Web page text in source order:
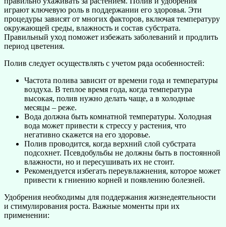
играют ключевую роль в поддержании его здоровья. Эти
процедуры зависят от многих факторов, включая температуру
окружающей среды, влажность и состав субстрата.
Правильный уход поможет избежать заболеваний и продлить
период цветения.
Полив следует осуществлять с учетом ряда особенностей:
Частота полива зависит от времени года и температуры
воздуха. В теплое время года, когда температура
высокая, полив нужно делать чаще, а в холодные
месяцы – реже.
Вода должна быть комнатной температуры. Холодная
вода может привести к стрессу у растения, что
негативно скажется на его здоровье.
Полив проводится, когда верхний слой субстрата
подсохнет. Псевдобульбы не должны быть в постоянной
влажности, но и пересушивать их не стоит.
Рекомендуется избегать переувлажнения, которое может
привести к гниению корней и появлению болезней.
Удобрения необходимы для поддержания жизнедеятельности
и стимулирования роста. Важные моменты при их
применении: